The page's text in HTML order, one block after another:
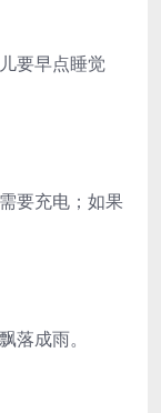
要早点睡觉
要充电；如果
落成雨。